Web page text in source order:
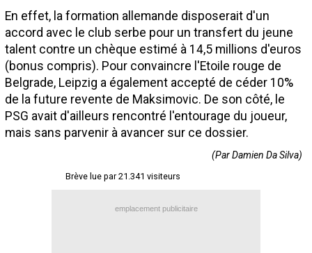
En effet, la formation allemande disposerait d'un
accord avec le club serbe pour un transfert du jeune
talent contre un chèque estimé à 14,5 millions d'euros
(bonus compris). Pour convaincre l'Etoile rouge de
Belgrade, Leipzig a également accepté de céder 10%
de la future revente de Maksimovic. De son côté, le
PSG avait d'ailleurs rencontré l'entourage du joueur,
mais sans parvenir à avancer sur ce dossier.
(Par Damien Da Silva)
Brève lue par 21.341 visiteurs
emplacement publicitaire
Tableau transferts L1
Taille de la police
Paramètrages / Options
Contact / Signaler un bug
Recrutement Maxifoot
Mentions légales